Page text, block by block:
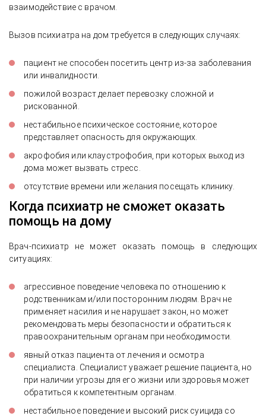
взаимодействие с врачом.
Вызов психиатра на дом требуется в следующих случаях:
пациент не способен посетить центр из-за заболевания
или инвалидности.
пожилой возраст делает перевозку сложной и
рискованной.
нестабильное психическое состояние, которое
представляет опасность для окружающих.
акрофобия или клаустрофобия, при которых выход из
дома может вызвать стресс.
отсутствие времени или желания посещать клинику.
Когда психиатр не сможет оказать
помощь на дому
Врач-психиатр не может оказать помощь в следующих
ситуациях:
агрессивное поведение человека по отношению к
родственникам и/или посторонним людям. Врач не
применяет насилия и не нарушает закон, но может
рекомендовать меры безопасности и обратиться к
правоохранительным органам при необходимости.
явный отказ пациента от лечения и осмотра
специалиста. Специалист уважает решение пациента, но
при наличии угрозы для его жизни или здоровья может
обратиться к компетентным органам.
нестабильное поведение и высокий риск суицида со